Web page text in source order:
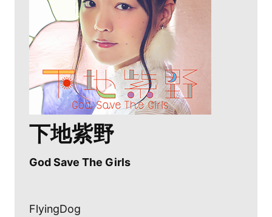
下地紫野
God Save The Girls
FlyingDog